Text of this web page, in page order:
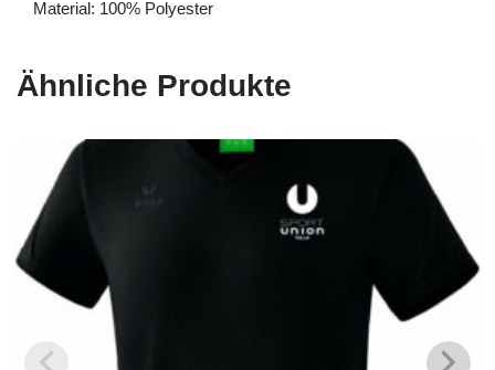
Material: 100% Polyester
Ähnliche Produkte